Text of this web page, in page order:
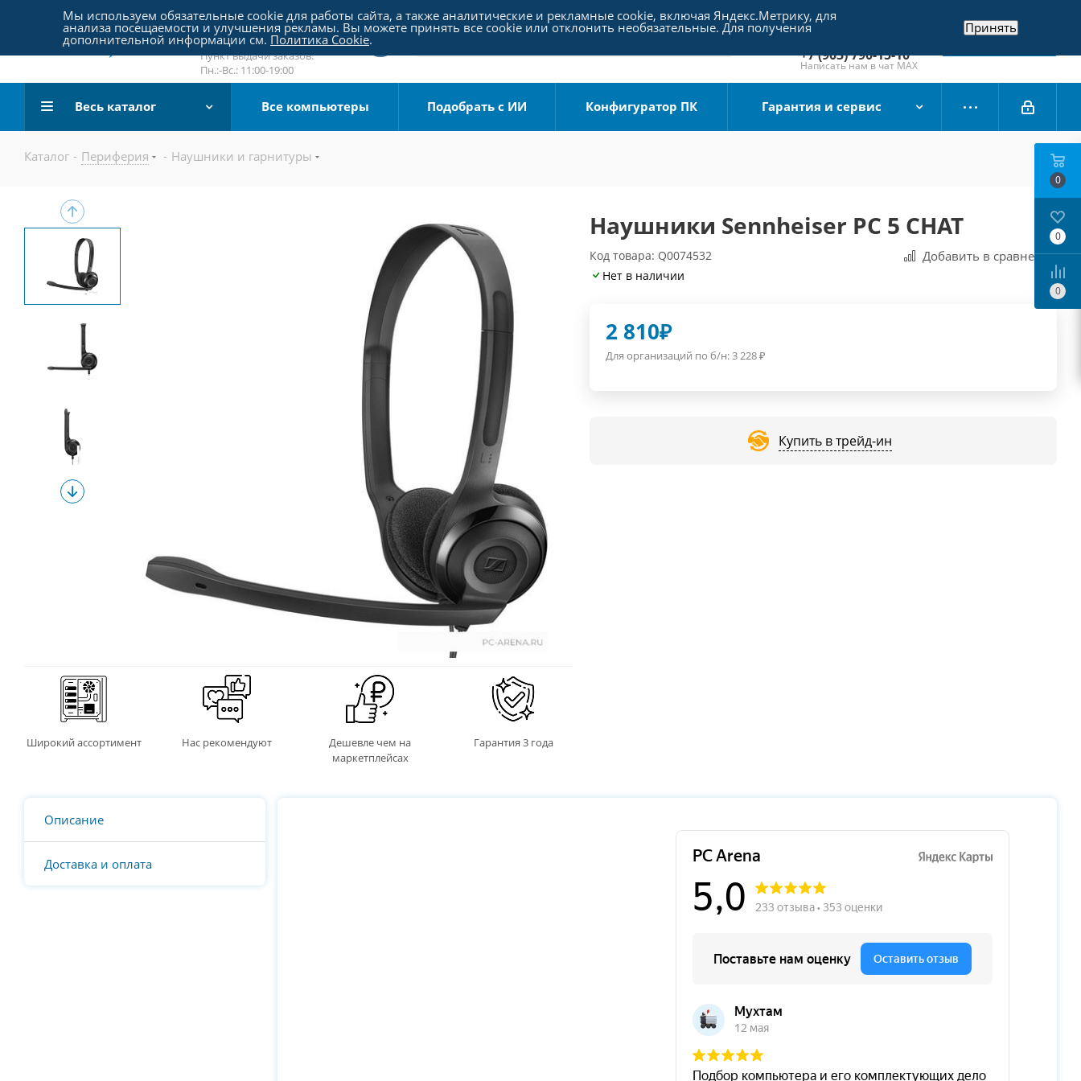
Пятницкое шоссе 18, пав. 267
email:sale@pc-arena.ru
Пн.:-Вс.: 10:00-20:00
Пункт выдачи заказов:
Пн.:-Вс.: 11:00-19:00
+7 (495) 790-15-10
Отдел продаж
+7 (903) 790-15-10
Написать нам в чат MAX
Заказать звонок
Весь каталог Все компьютеры Подобрать с ИИ Конфигуратор ПК Гарантия и сервис
Каталог - Периферия - Наушники и гарнитуры
Широкий ассортимент Нас рекомендуют
Дешевле чем на
маркетплейсах
Гарантия 3 года
Наушники Sennheiser PC 5 CHAT
Код товара: Q0074532 Добавить в сравнения
Нет в наличии
2 810₽
Для организаций по б/н:3 228₽
Купить в трейд-ин
Описание
Доставка и оплата
0
0
0
Мы используем обязательные cookie для работы сайта, а также аналитические и рекламные cookie, включая Яндекс.Метрику, для
анализа посещаемости и улучшения рекламы. Вы можете принять все cookie или отклонить необязательные. Для получения
дополнительной информации см. Политика Cookie.
Принять